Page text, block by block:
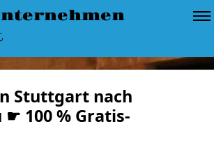
Stuttgart nach
☛ 100 % Gratis-